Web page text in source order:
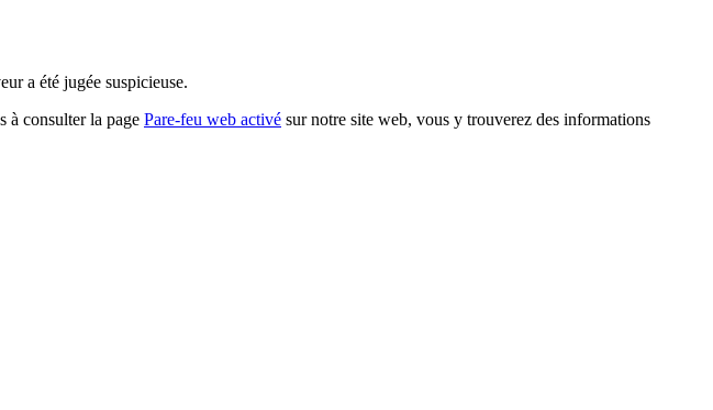
a été jugée suspicieuse.
à consulter la page Pare-feu web activé sur notre site web, vous y trouverez des informations